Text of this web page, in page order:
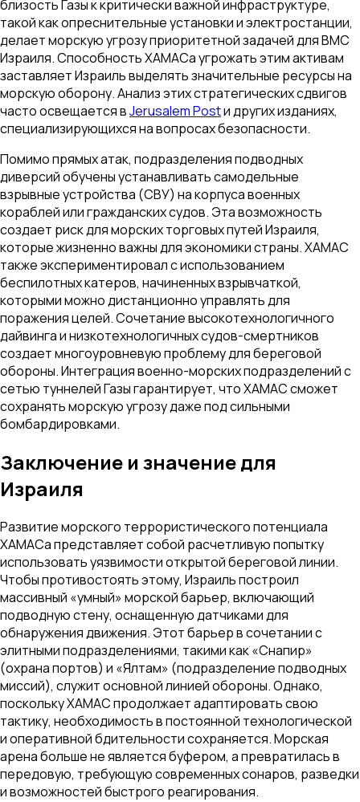
близость Газы к критически важной инфраструктуре,
такой как опреснительные установки и электростанции,
делает морскую угрозу приоритетной задачей для ВМС
Израиля. Способность ХАМАСа угрожать этим активам
заставляет Израиль выделять значительные ресурсы на
морскую оборону. Анализ этих стратегических сдвигов
часто освещается вJerusalem Postи других изданиях,
специализирующихся на вопросах безопасности.
Помимо прямых атак, подразделения подводных
диверсий обучены устанавливать самодельные
взрывные устройства (СВУ) на корпуса военных
кораблей или гражданских судов. Эта возможность
создает риск для морских торговых путей Израиля,
которые жизненно важны для экономики страны. ХАМАС
также экспериментировал с использованием
беспилотных катеров, начиненных взрывчаткой,
которыми можно дистанционно управлять для
поражения целей. Сочетание высокотехнологичного
дайвинга и низкотехнологичных судов-смертников
создает многоуровневую проблему для береговой
обороны. Интеграция военно-морских подразделений с
сетью туннелей Газы гарантирует, что ХАМАС сможет
сохранять морскую угрозу даже под сильными
бомбардировками.
Заключение и значение для
Израиля
Развитие морского террористического потенциала
ХАМАСа представляет собой расчетливую попытку
использовать уязвимости открытой береговой линии.
Чтобы противостоять этому, Израиль построил
массивный «умный» морской барьер, включающий
подводную стену, оснащенную датчиками для
обнаружения движения. Этот барьер в сочетании с
элитными подразделениями, такими как «Снапир»
(охрана портов) и «Ялтам» (подразделение подводных
миссий), служит основной линией обороны. Однако,
поскольку ХАМАС продолжает адаптировать свою
тактику, необходимость в постоянной технологической
и оперативной бдительности сохраняется. Морская
арена больше не является буфером, а превратилась в
передовую, требующую современных сонаров, разведки
и возможностей быстрого реагирования.